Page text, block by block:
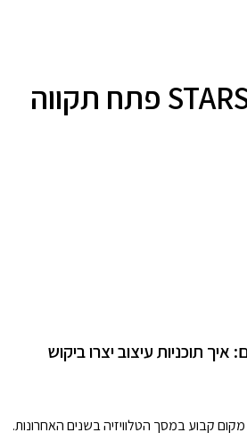
איך תוכניות עיצוב יצרו ביקוש
מקום קבוע במסך הטלוויזיה בשנים האחרונות.